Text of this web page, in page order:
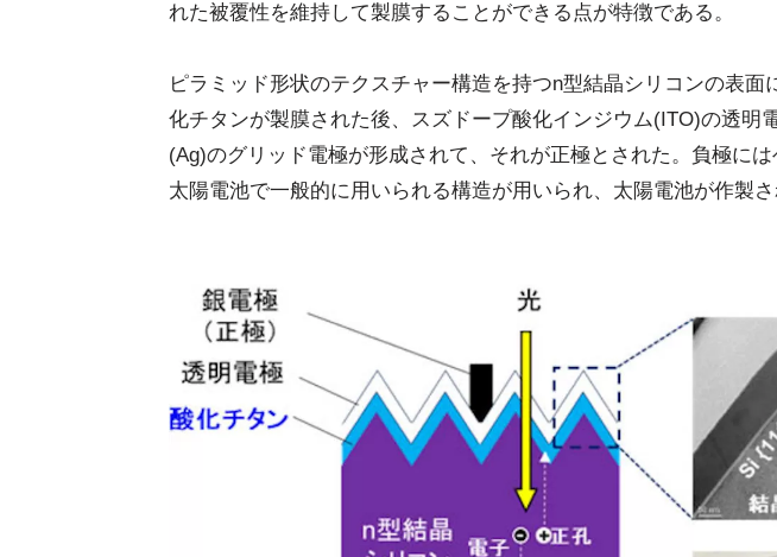
れた被覆性を維持して製膜することができる点が特徴である。
ピラミッド形状のテクスチャー構造を持つn型結晶シリコンの表面
化チタンが製膜された後、スズドープ酸化インジウム(ITO)の透明
(Ag)のグリッド電極が形成されて、それが正極とされた。負極に
太陽電池で一般的に用いられる構造が用いられ、太陽電池が作製さ